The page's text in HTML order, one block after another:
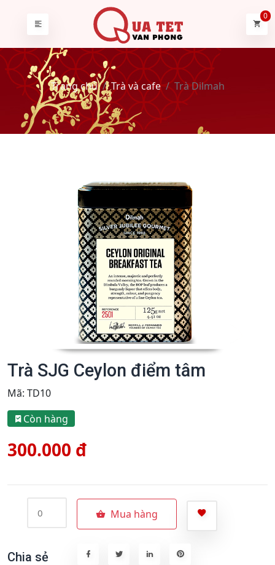
0
Trang chủ Trà và cafe Trà Dilmah
Trà SJG Ceylon điểm tâm
Mã: TD10
Còn hàng
300.000 đ
Mua hàng
Chia sẻ